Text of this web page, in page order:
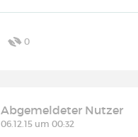
0
Abgemeldeter Nutzer
06.12.15 um 00:32